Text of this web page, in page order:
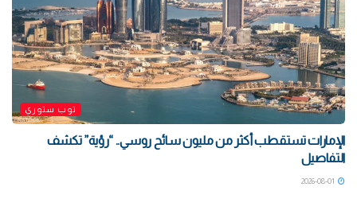
توب ستوري
الإمارات تستقطب أكثر من مليون سائح روسي.. “رؤية” تكشف
التفاصيل